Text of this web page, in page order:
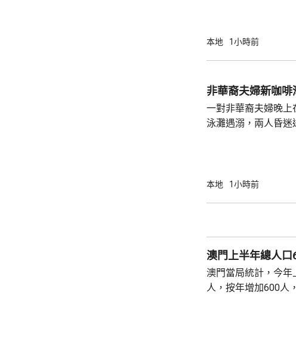
龍運巴士沿東涌東交
身體多處受傷，昏迷
周五早上8時許證實
本地 1小時前
非華裔夫婦新咖
一對非華裔夫婦晚上
泳灘遇溺，兩人昏迷送院搶救
本地 1小時前
澳門上半年總人
澳門當局統計，今年
人，按年增加600人